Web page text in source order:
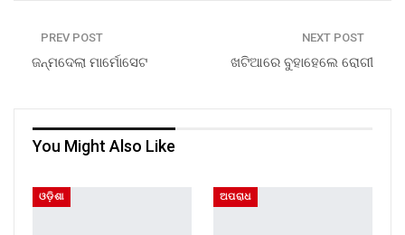
PREV POST
ଜନ୍ମଦେଲା ମାର୍ମୋସେଟ
NEXT POST
ଖଟିଆରେ ବୁହାହେଲେ ରୋଗୀ
You Might Also Like
ଓଡ଼ିଶା ଅପରାଧ